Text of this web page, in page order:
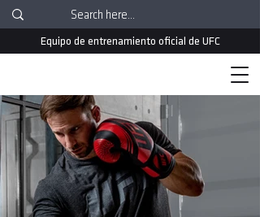
Equipo de entrenamiento oficial de UFC